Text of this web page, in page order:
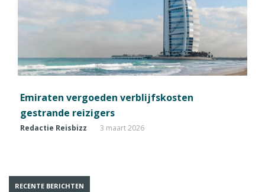
Emiraten vergoeden verblijfskosten
gestrande reizigers
Redactie Reisbizz 3 maart 2026
RECENTE BERICHTEN